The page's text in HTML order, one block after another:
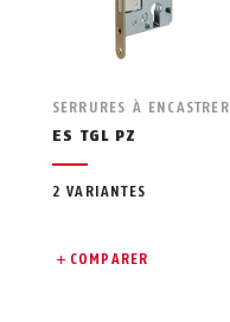
SERRURES À ENCASTRER
ES TGL PZ
2 VARIANTES
COMPARER